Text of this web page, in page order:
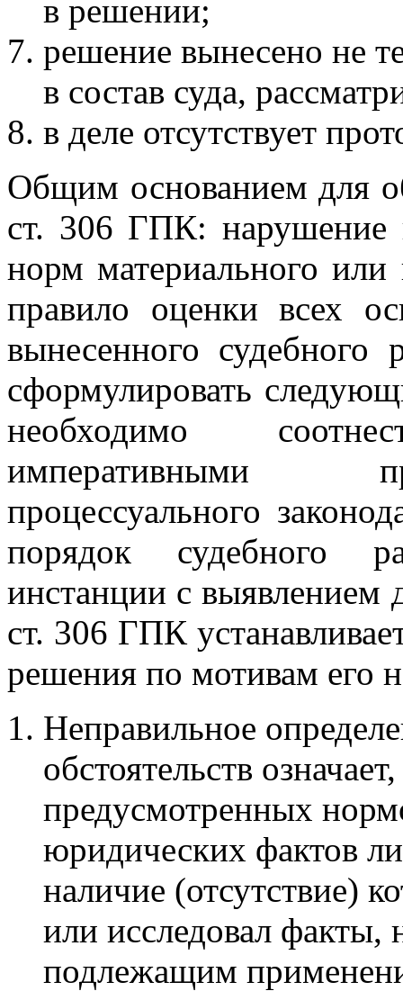
в решении;
решение вынесено не
в состав суда,
в деле отсутствует
Общим основанием для
ст. 306 ГПК: нарушение
норм материального или
правило оценки всех
вынесенного
сформулировать
необходимо
императивными
процессуального
порядок судебного
инстанции с
ст. 306 ГПК
решения по мотивам его
Неправильное
обстоятельств
предусмотренных
юридических фактов
наличие (отсутствие)
или исследовал факты,
подлежащим